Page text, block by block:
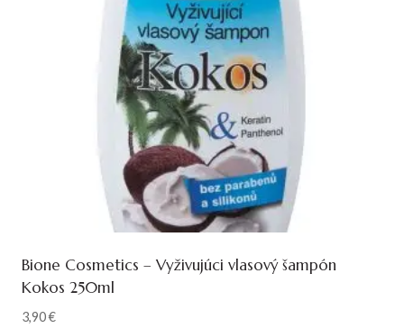
Bione Cosmetics – Vyživujúci vlasový šampón
Kokos 250ml
3,90€